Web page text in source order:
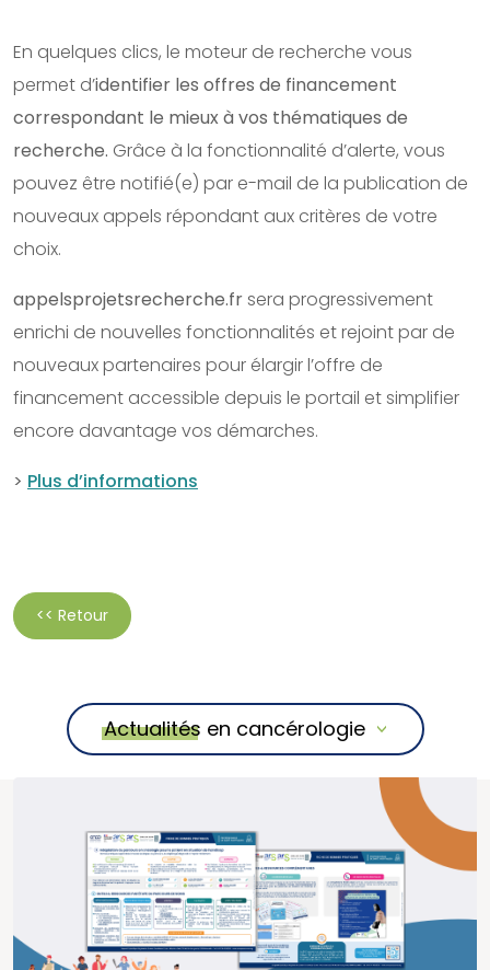
En quelques clics, le moteur de recherche vous
permet d’identifier les offres de financement
correspondant le mieux à vos thématiques de
recherche. Grâce à la fonctionnalité d’alerte, vous
pouvez être notifié(e) par e-mail de la publication de
nouveaux appels répondant aux critères de votre
choix.
appelsprojetsrecherche.frsera progressivement
enrichi de nouvelles fonctionnalités et rejoint par de
nouveaux partenaires pour élargir l’offre de
financement accessible depuis le portail et simplifier
encore davantage vos démarches.
> Plus d’informations
<< Retour
Actualités en cancérologie